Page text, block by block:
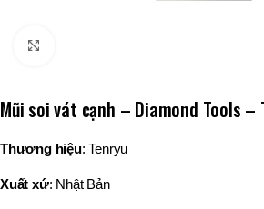
Mũi soi vát cạnh – Diamond Tools –
Thương hiệu: Tenryu
Xuất xứ: Nhật Bản